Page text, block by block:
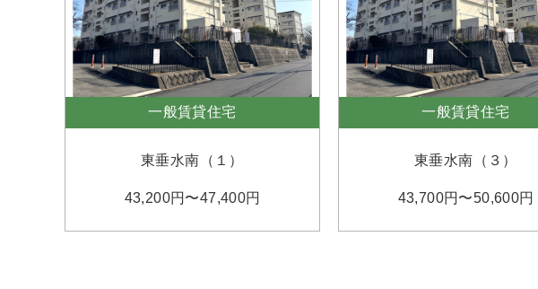
一般賃貸住宅
東垂水南（１）
43,200円〜47,400円
一般賃貸住宅
東垂水南（３）
43,700円〜50,600円